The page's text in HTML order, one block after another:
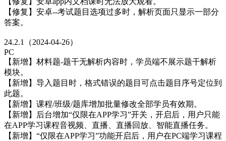
【修复】安卓--考试题目选项过多时，解析页面只显示一部分
答案。
24.2.1（2024-04-26）
PC
【新增】材料题-题干无解析内容时，学员端不展示题干解析
模块。
【新增】导入题目时，格式错误的题目可点击题目序号定位到
此题。
【新增】课程/班级/题库增加批量修改全部学员有效期。
【新增】后台增加“仅限在APP学习”开关，开启后，用户只能
在APP学习课程音视频、直播、直播回放、智能直播任务。
【新增】“仅限在APP学习”功能开启后，用户在PC端学习课程